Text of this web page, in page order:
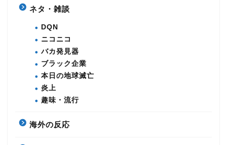
ネタ・雑談
DQN
ニコニコ
バカ発見器
ブラック企業
本日の地球滅亡
炎上
趣味・流行
海外の反応